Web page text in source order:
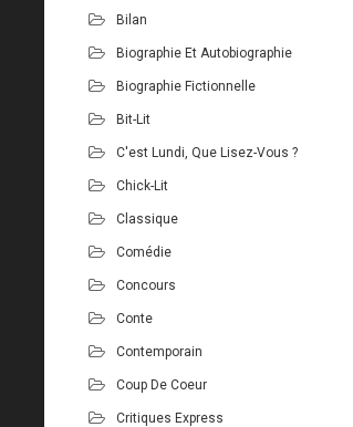
Bilan
Biographie Et Autobiographie
Biographie Fictionnelle
Bit-Lit
C'est Lundi, Que Lisez-Vous ?
Chick-Lit
Classique
Comédie
Concours
Conte
Contemporain
Coup De Coeur
Critiques Express